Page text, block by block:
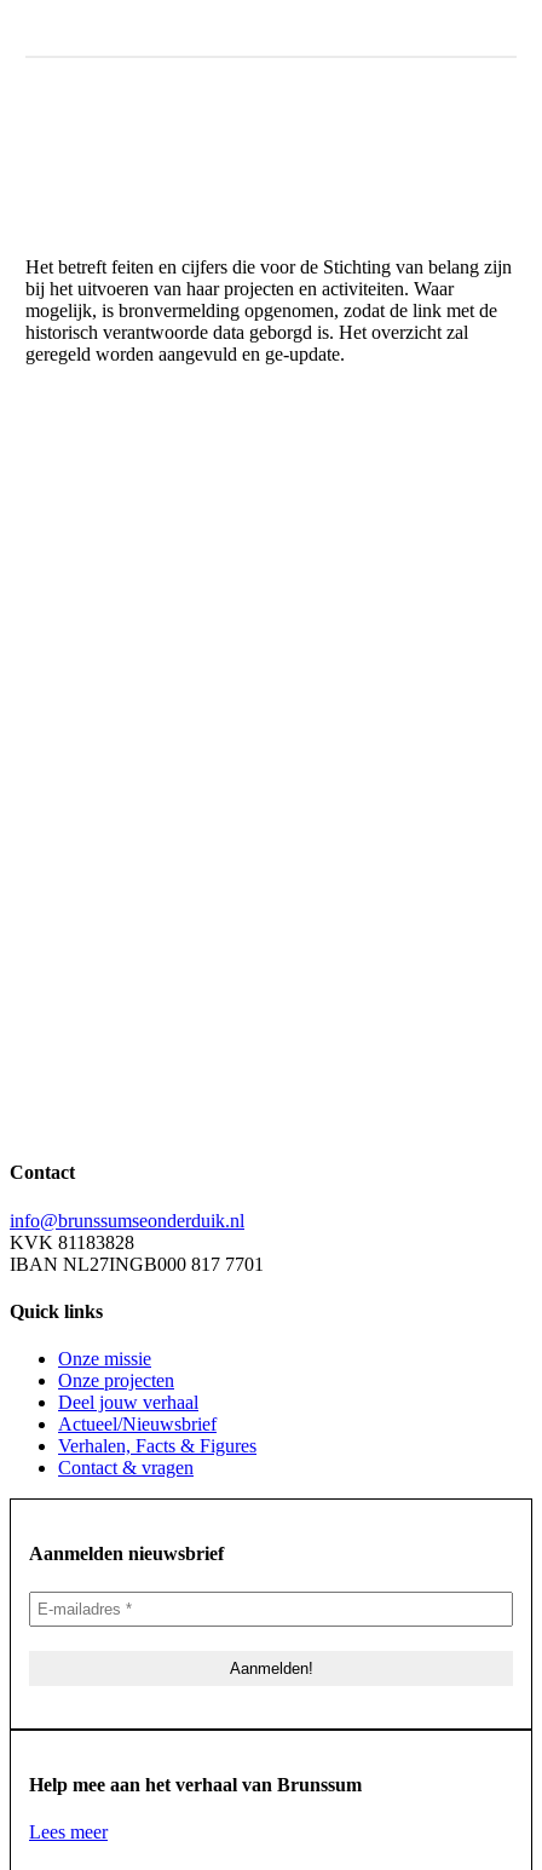
Interessante Facts & Figures Stichting
Brunssumse Onderduik – Vrijheid en
Het betreft feiten en cijfers die voor de Stichting van belang zijn
bij het uitvoeren van haar projecten en activiteiten. Waar
mogelijk, is bronvermelding opgenomen, zodat de link met de
historisch verantwoorde data geborgd is. Het overzicht zal
geregeld worden aangevuld en ge-update.
Contact
info@brunssumseonderduik.nl
KVK 81183828
IBAN NL27INGB000 817 7701
Quick links
Onze missie
Onze projecten
Deel jouw verhaal
Actueel/Nieuwsbrief
Verhalen, Facts & Figures
Contact & vragen
Aanmelden nieuwsbrief
Help mee aan het verhaal van Brunssum
Lees meer